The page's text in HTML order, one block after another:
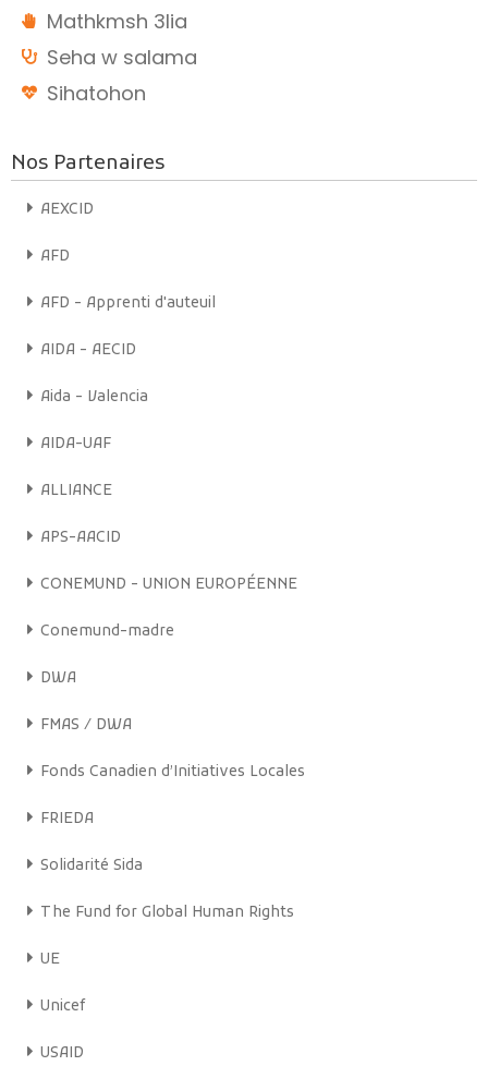
Mathkmsh 3lia
Seha w salama
Sihatohon
Nos Partenaires
AEXCID
AFD
AFD - Apprenti d'auteuil
AIDA - AECID
Aida - Valencia
AIDA-UAF
ALLIANCE
APS-AACID
CONEMUND - UNION EUROPÉENNE
Conemund-madre
DWA
FMAS / DWA
Fonds Canadien d’Initiatives Locales
FRIEDA
Solidarité Sida
The Fund for Global Human Rights
UE
Unicef
USAID